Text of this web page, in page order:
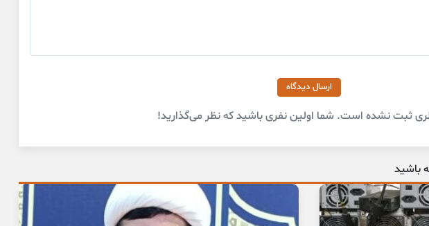
ارسال دیدگاه
ثبت نشده است. شما اولین نفری باشید که نظر می‌گذارید!
باشید